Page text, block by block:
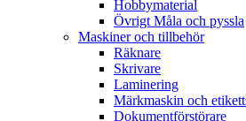
Hobbymaterial
Övrigt Måla och pyssla
Maskiner och tillbehör
Räknare
Skrivare
Laminering
Märkmaskin och
Dokumentförstörare